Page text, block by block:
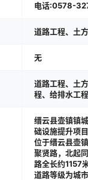
电话:0578-
道路工程、土
无
道路工程、土
程、给排水工
缙云县壶镇镇
础设施提升项
位于缙云县壶
聚贤路，北起
路全长约1157
道路等级为城